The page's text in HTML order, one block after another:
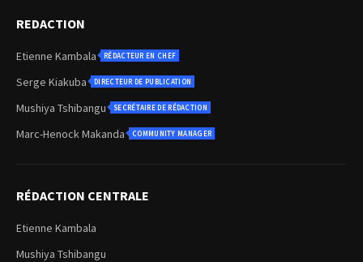
REDACTION
Etienne Kambala RÉDACTEUR EN CHEF
Serge Kiakuba DIRECTEUR DE PUBLICATION
Mushiya Tshibangu SECRÉTAIRE DE RÉDACTION
Marc-Henock Makanda COMMUNITY MANAGER
RÉDACTION CENTRALE
Etienne Kambala
Mushiya Tshibangu